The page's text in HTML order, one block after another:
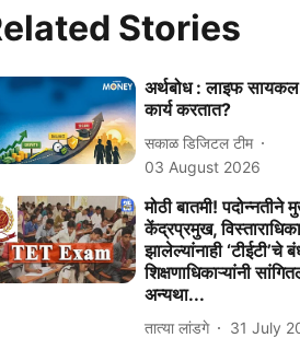
Stories
अर्थबोध : लाइफ
कार्य करतात?
सकाळ डिजिटल टीम
03 August 2026
मोठी बातमी! पदोन्नतीने
केंद्रप्रमुख,
झालेल्यांनाही ‘टीईटी’चे
शिक्षणाधिकाऱ्यांनी
अन्यथा...
तात्या लांडगे 31 July